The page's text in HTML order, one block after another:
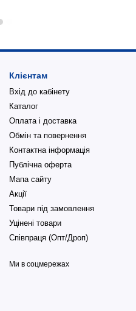
Клієнтам
Вхід до кабінету
Каталог
Оплата і доставка
Обмін та повернення
Контактна інформація
Публічна оферта
Мапа сайту
Акції
Товари під замовлення
Уцінені товари
Співпраця (Опт/Дроп)
Ми в соцмережах